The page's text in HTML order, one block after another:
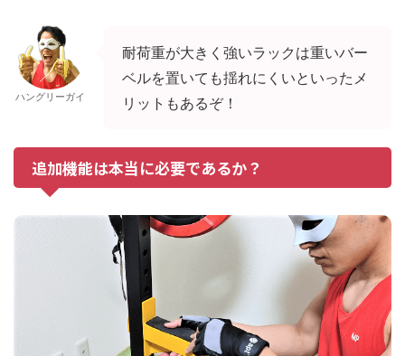
ハングリーガイ
耐荷重が大きく強いラックは重いバー
ベルを置いても揺れにくいといったメ
リットもあるぞ！
追加機能は本当に必要であるか？